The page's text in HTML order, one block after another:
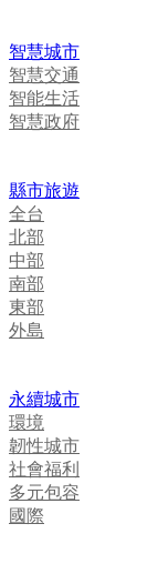
智慧城市
智慧交通
智能生活
智慧政府
縣市旅遊
全台
北部
中部
南部
東部
外島
永續城市
環境
韌性城市
社會福利
多元包容
國際